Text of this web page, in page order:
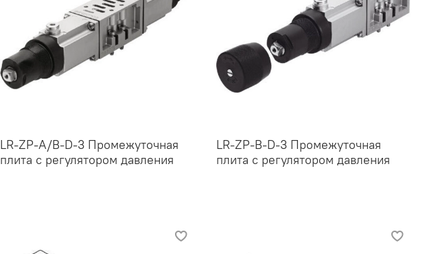
LR-ZP-A/B-D-3 Промежуточная
плита с регулятором давления
LR-ZP-B-D-3 Промежуточная
плита с регулятором давления